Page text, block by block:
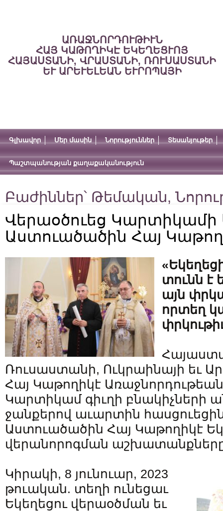
ԱՌԱՋՆՈՐԴՈՒԹԻՒՆ
ՀԱՅ ԿԱԹՈՂԻԿԷ ԵԿԵՂԵՑՒՈՅ
ՀԱՅԱՍՏԱՆԻ, ՎՐԱՍՏԱՆԻ, ՌՈՒՍԱՍՏԱՆԻ
ԵՒ ԱՐԵՒԵԼԵԱՆ ԵՒՐՈՊԱՅԻ
Գլխավոր Մեր մասին Նորություններ Տեսանյութեր
Պաշտպանության քաղաքականություն
Բաժիններ՝ Թեմական,
Վերաօծուեց Կարտիկամի
Աստուածածին Հայ
տունն է
այն
որտեղ
Ռուսաստանի, Ուկրաինայի եւ
Հայ Կաթողիկէ
Կարտիկամ գիւղի բնակիչների
ջանքերով աւարտին հասցուեցին
Աստուածածին Հայ Կաթողիկէ
վերանորոգման
Կիրակի, 8 յունուար, 2023
թուական. տեղի ունեցաւ
Եկեղեցու վերաօծման եւ